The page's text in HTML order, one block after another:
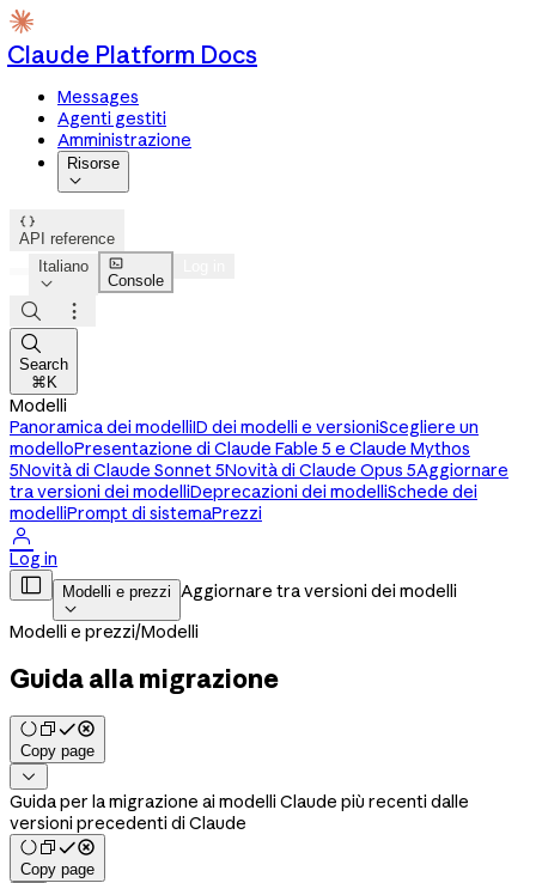
Claude Platform Docs
Messages
Agenti gestiti
Amministrazione
Risorse


API reference
Italiano


Console



Search
⌘K
Modelli
Panoramica dei modelliID dei modelli e versioniScegliere un
modelloPresentazione di Claude Fable 5 e Claude Mythos
5Novità di Claude Sonnet 5Novità di Claude Opus 5Aggiornare
tra versioni dei modelliDeprecazioni dei modelliSchede dei
modelliPrompt di sistemaPrezzi

Log in
 Modelli e prezzi

Aggiornare tra versioni dei modelli
Modelli e prezzi/Modelli
Guida alla migrazione
Copy page

Guida per la migrazione ai modelli Claude più recenti dalle
versioni precedenti di Claude
Copy page